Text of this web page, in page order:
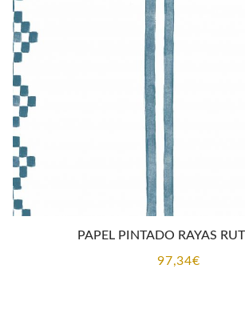
PAPEL PINTADO RAYAS
97,34€